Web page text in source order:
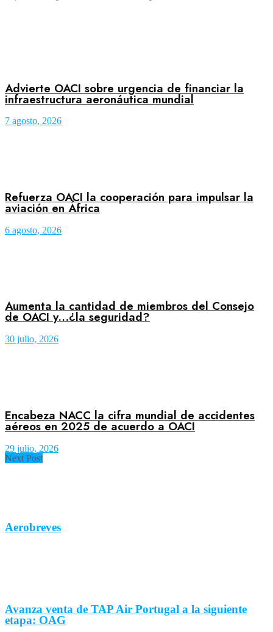
Advierte OACI sobre urgencia de financiar la
infraestructura aeronáutica mundial
7 agosto, 2026
Refuerza OACI la cooperación para impulsar la
aviación en África
6 agosto, 2026
Aumenta la cantidad de miembros del Consejo
de OACI y…¿la seguridad?
30 julio, 2026
Encabeza NACC la cifra mundial de accidentes
aéreos en 2025 de acuerdo a OACI
29 julio, 2026
Next Post
Aerobreves
Avanza venta de TAP Air Portugal a la siguiente
etapa: OAG